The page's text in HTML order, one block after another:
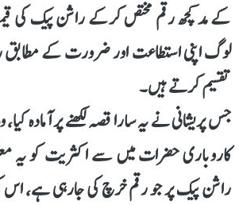
کے مد کچھ رقم مختص کرکے راشن پیک کی
لوگ اپنی استطاعت اور ضرورت کے مطابق
تقسیم کرتے ہیں۔
جس پریشانی نے یہ سارا قصہ لکھنے پر آمادہ
کاروباری حضرات میں سے اکثریت کو یہ
راشن پیک پر جو رقم خرچ کی جارہی ہے، اس